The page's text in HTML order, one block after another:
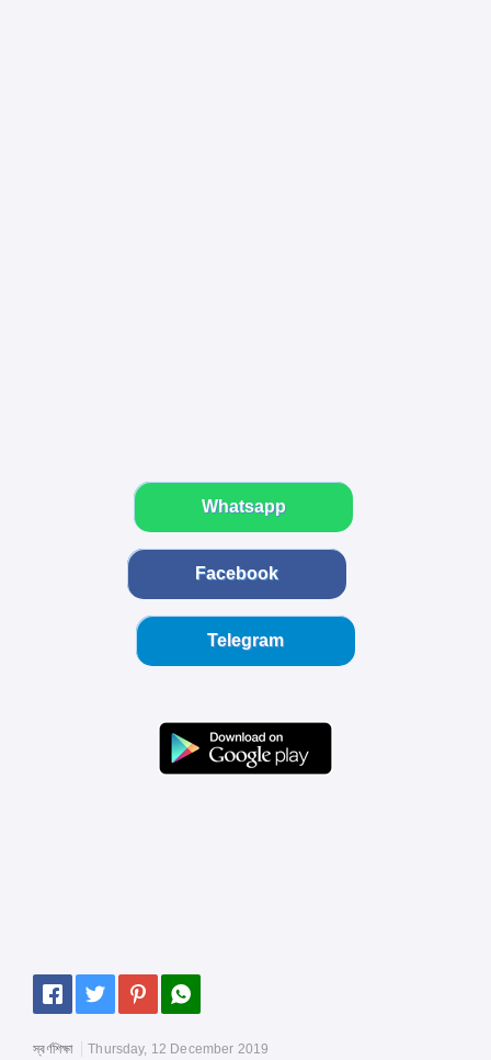
Whatsapp
Facebook
Telegram
স্বর্ণশিক্ষা
Thursday, 12 December 2019